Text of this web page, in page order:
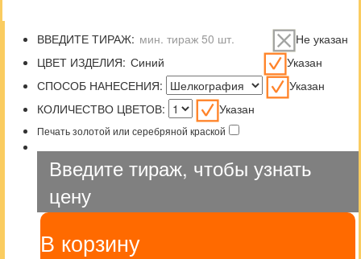
ВВЕДИТЕ ТИРАЖ:
Не указан
ЦВЕТ ИЗДЕЛИЯ:
Указан
СПОСОБ НАНЕСЕНИЯ:
Указан
КОЛИЧЕСТВО ЦВЕТОВ:
Указан
Печать золотой или серебряной краской
Введите тираж, чтобы узнать
цену
В корзину